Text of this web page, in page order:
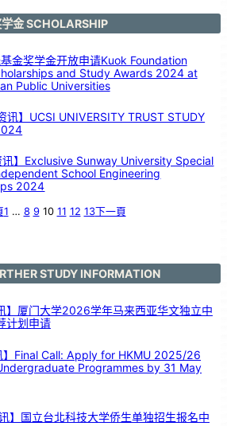
金 SCHOLARSHIP
金奖学金开放申请Kuok Foundation
and Study Awards 2024 at
Public Universities
讯】UCSI UNIVERSITY TRUST STUDY
讯】Exclusive Sunway University Special
School Engineering
2024
1 … 8 9 10 11 12 13下一頁
STUDY INFORMATION
】厦门大学2026学年马来西亚华文独立中
计划申请
】Final Call: Apply for HKMU 2025/26
Programmes by 31 May
讯】国立台北科技大学侨生单独招生报名中